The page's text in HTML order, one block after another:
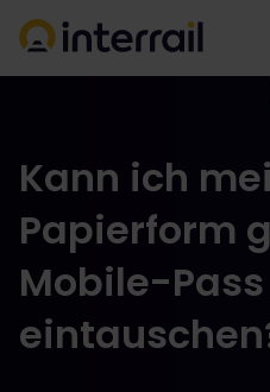
Kann ich
Papierform
Mobile-Pass